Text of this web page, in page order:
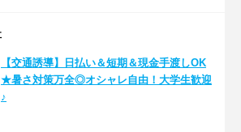
【交通誘導】日払い＆短期＆現金手渡しOK
★暑さ対策万全◎オシャレ自由！大学生歓迎
♪